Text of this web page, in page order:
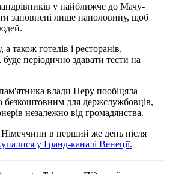
у найближче до Мачу-
заповнені лише наполовину, щоб
також готелів і ресторанів,
періодично здавати тести на
влади Перу пообіцяла
безкоштовним для держслужбовців,
незалежно від громадянства.
Німеччини в перший же день після
у Гранд-каналі Венеції.